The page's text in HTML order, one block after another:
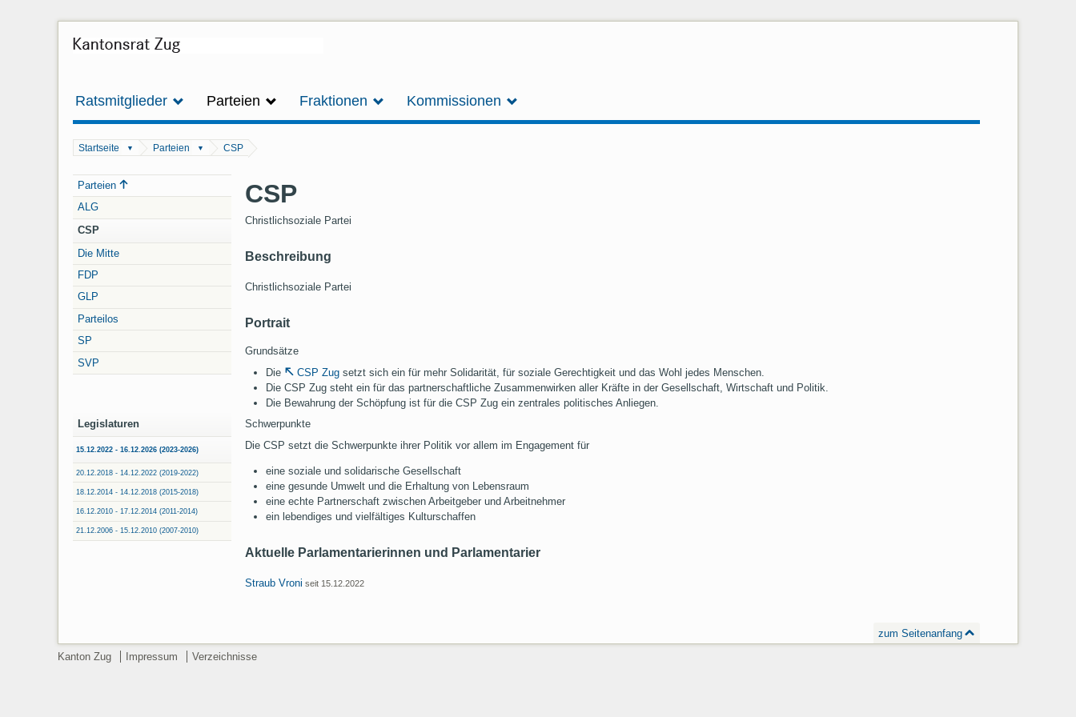
Ratsmitglieder Parteien Fraktionen Kommissionen
Startseite ▼ Parteien ▼ CSP
Navigation
Parteien
ALG
CSP
Die Mitte
FDP
GLP
Parteilos
SP
SVP
Legislaturen
15.12.2022 - 16.12.2026 (2023-2026)
20.12.2018 - 14.12.2022 (2019-2022)
18.12.2014 - 14.12.2018 (2015-2018)
16.12.2010 - 17.12.2014 (2011-2014)
21.12.2006 - 15.12.2010 (2007-2010)
CSP
Christlichsoziale Partei
Beschreibung
Christlichsoziale Partei
Portrait
Grundsätze
Die
CSP Zug setzt sich ein für mehr Solidarität, für soziale Gerechtigkeit und das Wohl jedes Menschen.
Die CSP Zug steht ein für das partnerschaftliche Zusammenwirken aller Kräfte in der Gesellschaft, Wirtschaft und Politik.
Die Bewahrung der Schöpfung ist für die CSP Zug ein zentrales politisches Anliegen.
Schwerpunkte
Die CSP setzt die Schwerpunkte ihrer Politik vor allem im Engagement für
eine soziale und solidarische Gesellschaft
eine gesunde Umwelt und die Erhaltung von Lebensraum
eine echte Partnerschaft zwischen Arbeitgeber und Arbeitnehmer
ein lebendiges und vielfältiges Kulturschaffen
Aktuelle Parlamentarierinnen und Parlamentarier
Straub Vroni seit 15.12.2022
zum Seitenanfang
Kanton Zug
Impressum Verzeichnisse